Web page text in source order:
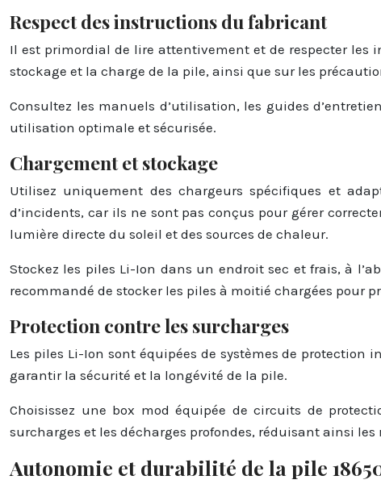
Respect des instructions du fabricant
Il est primordial de lire attentivement et de respecter les
stockage et la charge de la pile, ainsi que sur les
Consultez les manuels d’utilisation, les guides
utilisation optimale et sécurisée.
Chargement et stockage
Utilisez uniquement des chargeurs spécifiques et
d’incidents, car ils ne sont pas conçus pour gérer
lumière directe du soleil et des sources de chaleur.
Stockez les piles Li-Ion dans un endroit sec et frais, à
recommandé de stocker les piles à moitié chargées pour
Protection contre les surcharges
Les piles Li-Ion sont équipées de systèmes de protection
garantir la sécurité et la longévité de la pile.
Choisissez une box mod équipée de circuits de
surcharges et les décharges profondes, réduisant ainsi
Autonomie et durabilité de la pile